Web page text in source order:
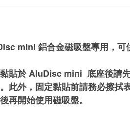
mini 鋁合金磁吸盤專用，可
貼於 AluDisc mini 底座後請
此外，固定黏貼前請務必擦拭
再開始使用磁吸盤。